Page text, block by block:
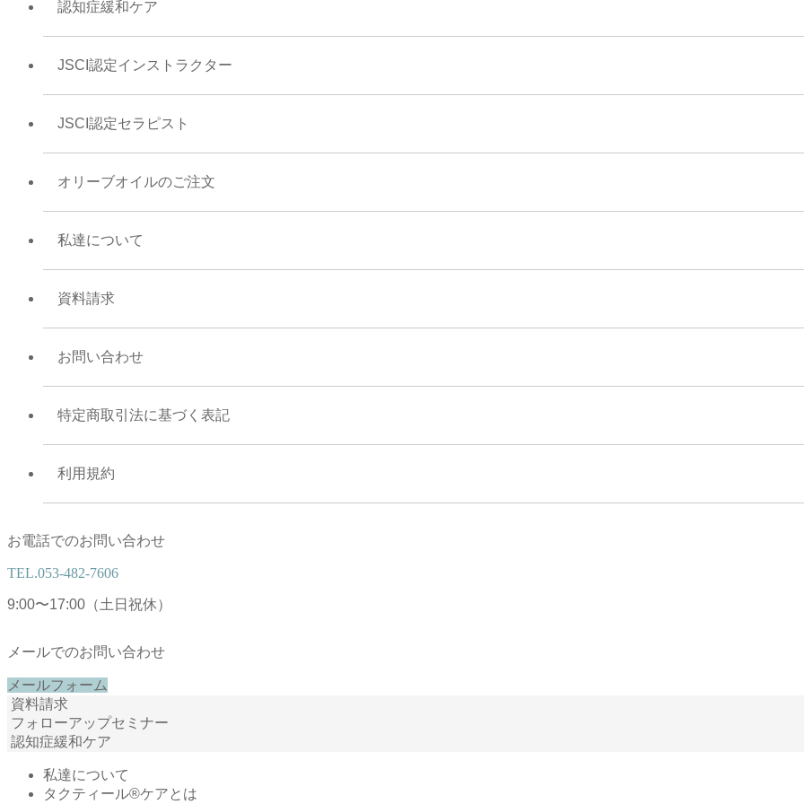
認知症緩和ケア
JSCI認定インストラクター
JSCI認定セラピスト
オリーブオイルのご注文
私達について
資料請求
お問い合わせ
特定商取引法に基づく表記
利用規約
お電話でのお問い合わせ
TEL.053-482-7606
9:00〜17:00（土日祝休）
メールでのお問い合わせ
メールフォーム
資料請求
フォローアップセミナー
認知症緩和ケア
私達について
タクティール®ケアとは